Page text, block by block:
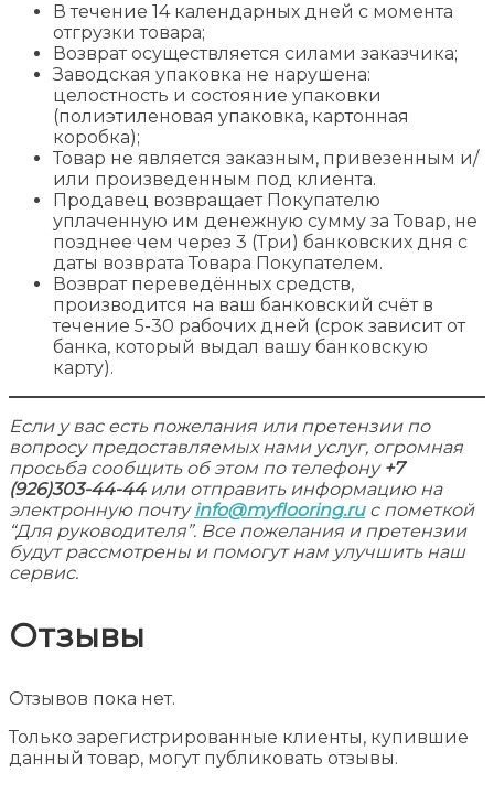
В течение 14 календарных дней с момента
отгрузки товара;
Возврат осуществляется силами заказчика;
Заводская упаковка не нарушена:
целостность и состояние упаковки
(полиэтиленовая упаковка, картонная
коробка);
Товар не является заказным, привезенным и/
или произведенным под клиента.
Продавец возвращает Покупателю
уплаченную им денежную сумму за Товар, не
позднее чем через 3 (Три) банковских дня с
даты возврата Товара Покупателем.
Возврат переведённых средств,
производится на ваш банковский счёт в
течение 5-30 рабочих дней (срок зависит от
банка, который выдал вашу банковскую
карту).
Если у вас есть пожелания или претензии по
вопросу предоставляемых нами услуг, огромная
просьба сообщить об этом по телефону +7
(926)303-44-44 или отправить информацию на
электронную почтуinfo@myflooring.ru с пометкой
“Для руководителя”. Все пожелания и претензии
будут рассмотрены и помогут нам улучшить наш
сервис.
Отзывы
Отзывов пока нет.
Только зарегистрированные клиенты, купившие
данный товар, могут публиковать отзывы.